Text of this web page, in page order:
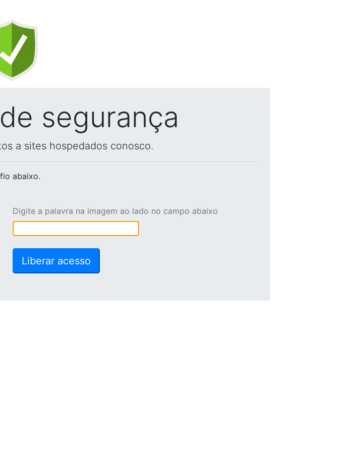
segurança
a sites hospedados conosco.
abaixo.
Digite a palavra na imagem ao lado no campo abaixo